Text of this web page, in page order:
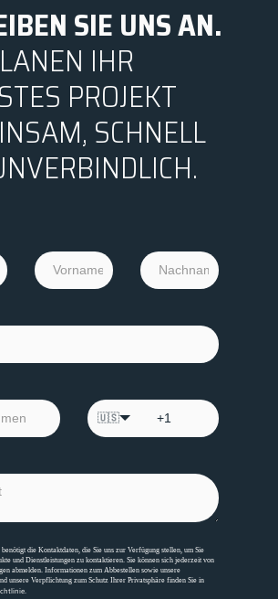
SIE UNS AN.
IHR
PROJEKT
SCHNELL
🇺🇸
die Kontaktdaten, die Sie uns zur Verfügung stellen, um Sie
und Dienstleistungen zu kontaktieren. Sie können sich jederzeit von
abmelden. Informationen zum Abbestellen sowie unsere
unsere Verpflichtung zum Schutz Ihrer Privatsphäre finden Sie in
.